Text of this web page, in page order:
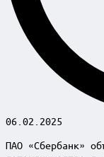
06.02.2025
ПАО «Сбербанк»